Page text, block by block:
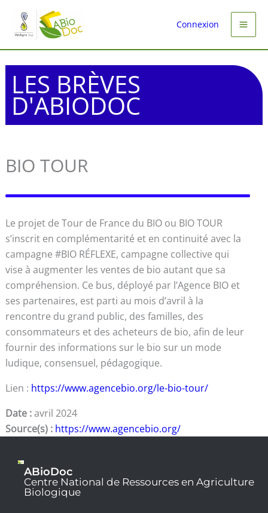
contenu
Connexion
LES BRÈVES
D'ABIODOC
BIO TOUR
Le projet de Tour de France du BIO ou BIO TOUR
s’inscrit en complémentarité et en continuité avec la
campagne #BIO RÉFLEXE, campagne collective qui
vise à augmenter les ventes de bio autant que sa
compréhension. Ce bus, déployé par l’Agence BIO et
ses partenaires, est parti au mois d’avril à la
rencontre du grand public, des familles, des
consommateurs et des acheteurs de bio, afin de leur
fournir des informations sur le bio sur un mode
ludique, consensuel, pédagogique.
Lien : https://www.agencebio.org/le-bio-tour/
Date :avril 2024
Source(s) : https://www.agencebio.org/
ABioDoc
Centre National de Ressources en Agriculture
Biologique